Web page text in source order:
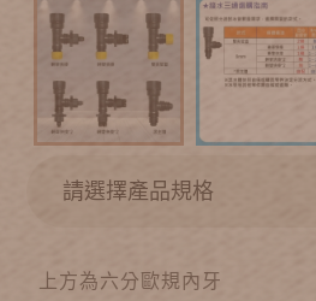
上方為六分歐規內牙